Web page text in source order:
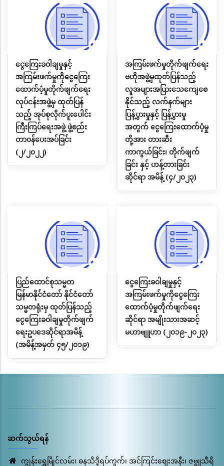
ငွေကြေးခဝါချမှုနှင့်
အကြမ်းဖက်မှုကိုငွေကြေး
ထောက်ပံ့မှုတိုက်ဖျက်ရေး
လုပ်ငန်းအဖွဲ့မှ ထုတ်ပြန်
သည့် အုပ်စုလိုက်ပူးပေါင်း
ကြီးကြပ်ရေးအဖွဲ့ ဖွဲ့စည်း
တာဝန်ပေးအပ်ခြင်း
(၂/၂၀၂၂)
အကြမ်းဖက်မှုတိုက်ဖျက်ရေး
ဗဟိုအဖွဲ့မှထုတ်ပြန်သည့်
လူအများအပြားသေကျေစေ
နိုင်သည့် လက်နက်များ
ပြန့်ပွားမှုနှင့် ပြန့်ပွားမှု
အတွက် ငွေကြေးထောက်ပံ့မှု
တို့အား တားဆီး
ကာကွယ်ခြင်း၊ တိုက်ဖျက်
ခြင်း နှင့် ဟန့်တားခြင်း
ဆိုင်ရာ အမိန့် (၄/၂၀၂၃)
ပြည်ထောင်စုသမ္မတ
မြန်မာနိုင်ငံတော် နိုင်ငံတော်
သမ္မတရုံးမှ ထုတ်ပြန်သည့်
ငွေကြေးခဝါချမှုတိုက်ဖျက်
ရေးဥပဒေဆိုင်ရာအမိန့်
(အမိန့်အမှတ် ၄၅/၂၀၁၉)
ငွေကြေးခဝါချမှုနှင့်
အကြမ်းဖက်မှုကိုငွေကြေး
ထောက်ပံ့မှုတိုက်ဖျက်ရေး
ဆိုင်ရာ အမျိုးသားအဆင့်
မဟာဗျူဟာ (၂၀၁၉-၂၀၂၃)
ဆက်သွယ်ရန်
ကျွန်းရွှေမြိုင်လမ်း၊ ဓနသိဒ္ဒိရပ်ကွက်၊ အင်ကြင်းဈေးအနီး၊ ဇဗ္ဗူသီရိ